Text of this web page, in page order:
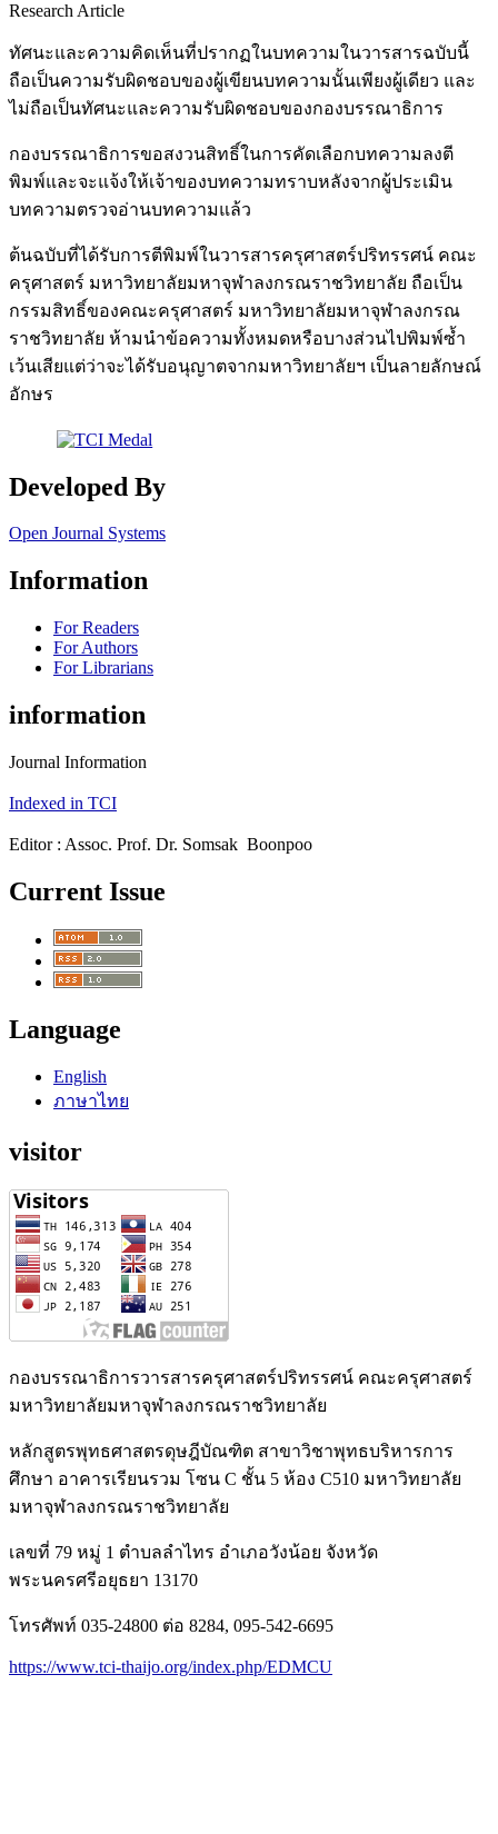
Research Article
ทัศนะและความคิดเห็นที่ปรากฏในบทความในวารสารฉบับนี้
ถือเป็นความรับผิดชอบของผู้เขียนบทความนั้นเพียงผู้เดียว และ
ไม่ถือเป็นทัศนะและความรับผิดชอบของกองบรรณาธิการ
กองบรรณาธิการขอสงวนสิทธิ์ในการคัดเลือกบทความลงตี
พิมพ์และจะแจ้งให้เจ้าของบทความทราบหลังจากผู้ประเมิน
บทความตรวจอ่านบทความแล้ว
ต้นฉบับที่ได้รับการตีพิมพ์ในวารสารครุศาสตร์ปริทรรศน์ คณะ
ครุศาสตร์ มหาวิทยาลัยมหาจุฬาลงกรณราชวิทยาลัย ถือเป็น
กรรมสิทธิ์ของคณะครุศาสตร์ มหาวิทยาลัยมหาจุฬาลงกรณ
ราชวิทยาลัย ห้ามนำข้อความทั้งหมดหรือบางส่วนไปพิมพ์ซ้ำ
เว้นเสียแต่ว่าจะได้รับอนุญาตจากมหาวิทยาลัยฯ เป็นลายลักษณ์
อักษร
Developed By
Open Journal Systems
Information
For Readers
For Authors
For Librarians
information
Journal Information
Indexed in TCI
Editor : Assoc. Prof. Dr. Somsak Boonpoo
Current Issue
Language
English
ภาษาไทย
visitor
กองบรรณาธิการวารสารครุศาสตร์ปริทรรศน์ คณะครุศาสตร์
มหาวิทยาลัยมหาจุฬาลงกรณราชวิทยาลัย
หลักสูตรพุทธศาสตรดุษฎีบัณฑิต สาขาวิชาพุทธบริหารการ
ศึกษา อาคารเรียนรวม โซน C ชั้น 5 ห้อง C510 มหาวิทยาลัย
มหาจุฬาลงกรณราชวิทยาลัย
เลขที่ 79 หมู่ 1 ตำบลลำไทร อำเภอวังน้อย จังหวัด
พระนครศรีอยุธยา 13170
โทรศัพท์ 035-24800 ต่อ 8284, 095-542-6695
https://www.tci-thaijo.org/index.php/EDMCU